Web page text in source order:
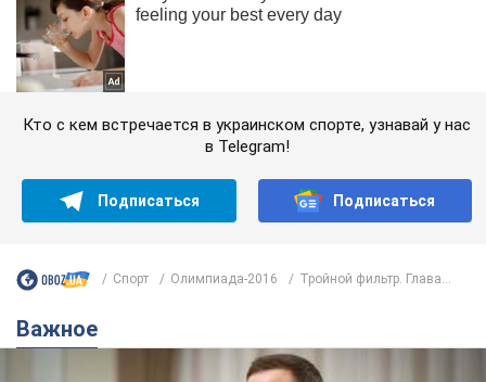
Кто с кем встречается в украинском спорте, узнавай у нас
в Telegram!
Подписаться Подписаться
Спорт Олимпиада-2016 Тройной фильтр. Глава...
Важное